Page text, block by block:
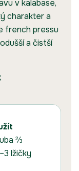
v kalabase,
charakter a
french pressu
a čistší
⅔
lžičky